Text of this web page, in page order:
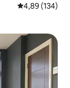
Vidutinis
4,89 (134)